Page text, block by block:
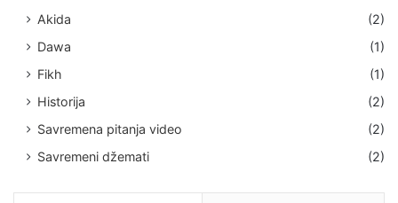
Akida
(2)
Dawa
(1)
Fikh
(1)
Historija
(2)
Savremena pitanja video
(2)
Savremeni džemati
(2)